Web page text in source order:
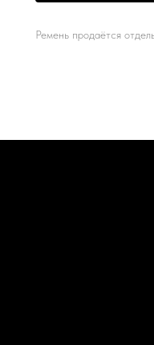
Ремень продаётся